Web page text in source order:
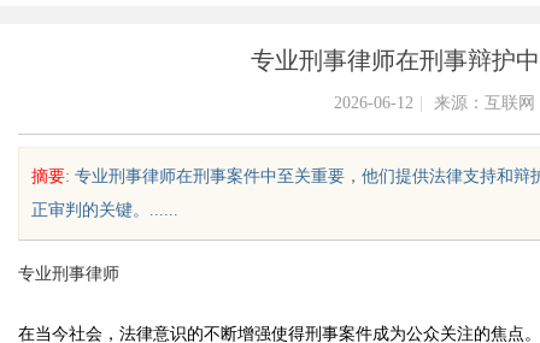
专业刑事律师在刑事辩护
2026-06-12 来源：互联网
摘要: 专业刑事律师在刑事案件中至关重要，他们提供法律支持和
正审判的关键。......
专业刑事律师
在当今社会，法律意识的不断增强使得刑事案件成为公众关注的焦点
铸金鼎 ——山东世超
公司董事长陈世超 代材料革命